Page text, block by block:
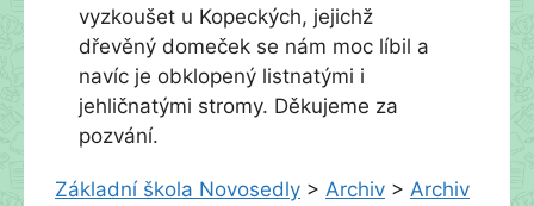
vyzkoušet u Kopeckých, jejichž
dřevěný domeček se nám moc líbil a
navíc je obklopený listnatými i
jehličnatými stromy. Děkujeme za
pozvání.
Základní škola Novosedly > Archiv > Archiv